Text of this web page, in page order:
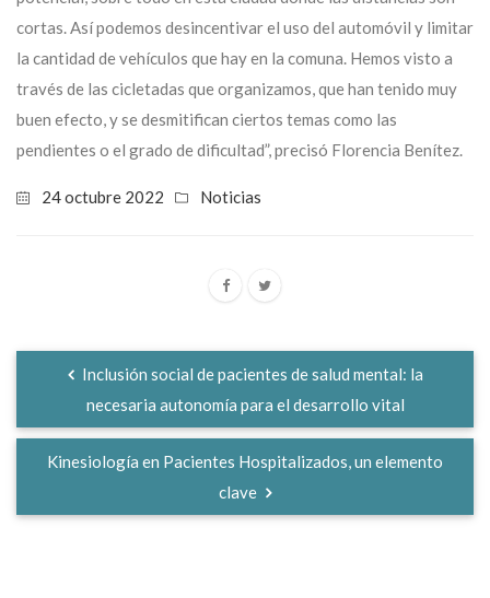
cortas. Así podemos desincentivar el uso del automóvil y limitar
la cantidad de vehículos que hay en la comuna. Hemos visto a
través de las cicletadas que organizamos, que han tenido muy
buen efecto, y se desmitifican ciertos temas como las
pendientes o el grado de dificultad”, precisó Florencia Benítez.
24 octubre 2022 Noticias
Inclusión social de pacientes de salud mental: la
necesaria autonomía para el desarrollo vital
Kinesiología en Pacientes Hospitalizados, un elemento
clave